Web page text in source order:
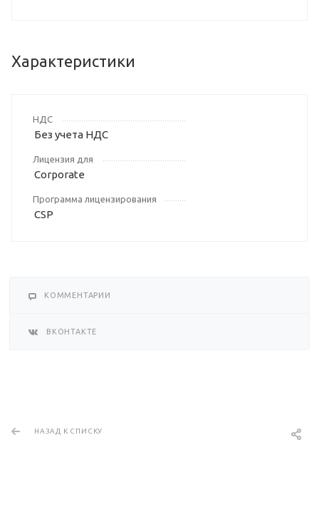
Характеристики
НДС
Без учета НДС
Лицензия для
Corporate
Программа лицензирования
CSP
КОММЕНТАРИИ
ВКОНТАКТЕ
НАЗАД К СПИСКУ